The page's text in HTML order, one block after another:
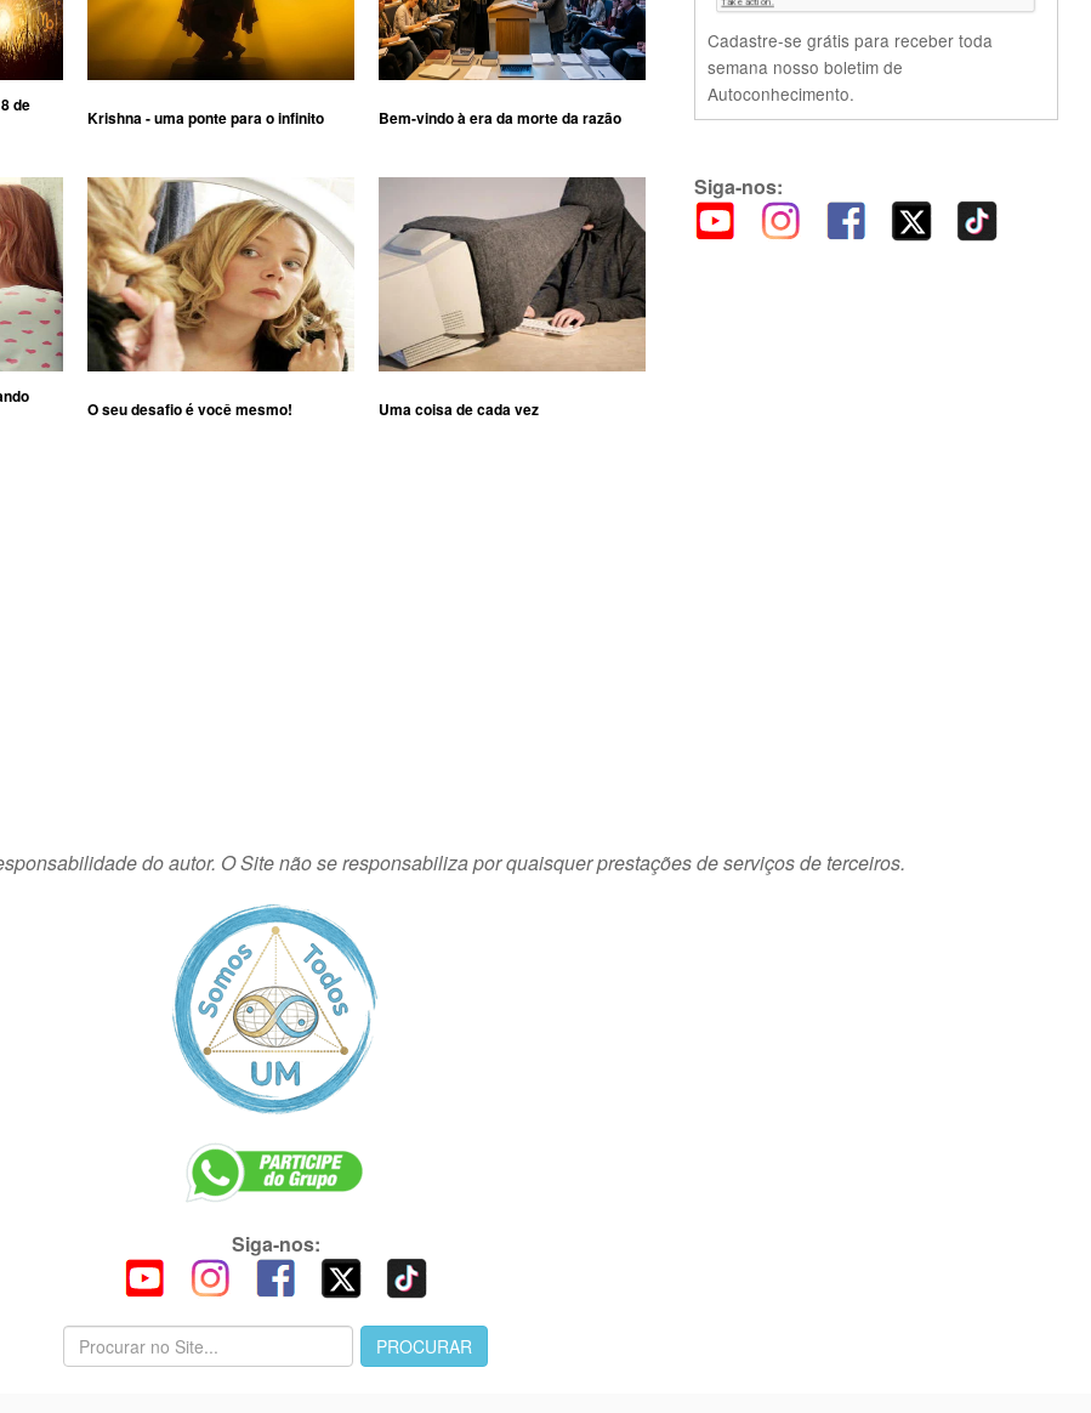
de
Krishna - uma ponte para o infinito Bem-vindo à era da morte da razão
O seu desafio é você mesmo! Uma coisa de cada vez
Cadastre-se grátis para receber toda
semana nosso boletim de
Autoconhecimento.
Siga-nos:
do autor. O Site não se responsabiliza por quaisquer prestações de serviços de terceiros.
Siga-nos: